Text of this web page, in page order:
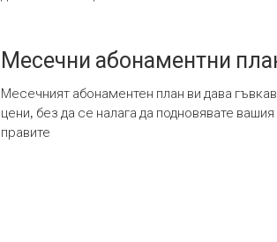
Месечни абонаментни
Месечният абонаментен план ви дава
цени, без да се налага да подновявате
правите